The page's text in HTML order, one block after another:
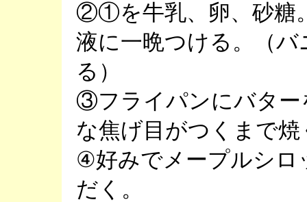
②①を牛乳、卵、砂糖
液に一晩つける。（
る）
③フライパンにバター
な焦げ目がつくまで焼
④好みでメープルシロ
だく。